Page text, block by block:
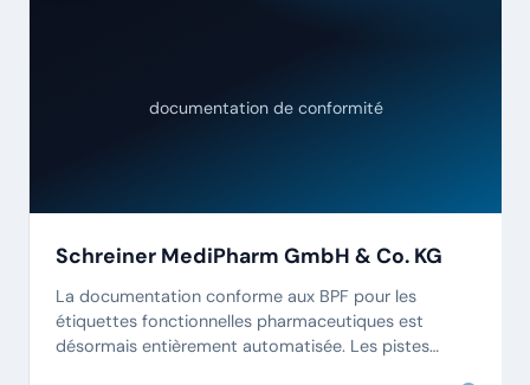
documentation de conformité
Schreiner MediPharm GmbH & Co. KG
La documentation conforme aux BPF pour les
étiquettes fonctionnelles pharmaceutiques est
désormais entièrement automatisée. Les pistes